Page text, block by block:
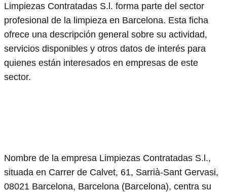
Limpiezas Contratadas S.l. forma parte del sector
profesional de la limpieza en Barcelona. Esta ficha
ofrece una descripción general sobre su actividad,
servicios disponibles y otros datos de interés para
quienes están interesados en empresas de este
sector.
Nombre de la empresa Limpiezas Contratadas S.l.,
situada en Carrer de Calvet, 61, Sarrià-Sant Gervasi,
08021 Barcelona, Barcelona (Barcelona), centra su